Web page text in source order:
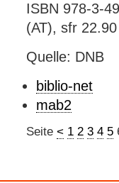
ISBN 978-3-
(AT), sfr
Quelle: DNB
biblio-net
mab2
Seite < 1 2 3 4 5